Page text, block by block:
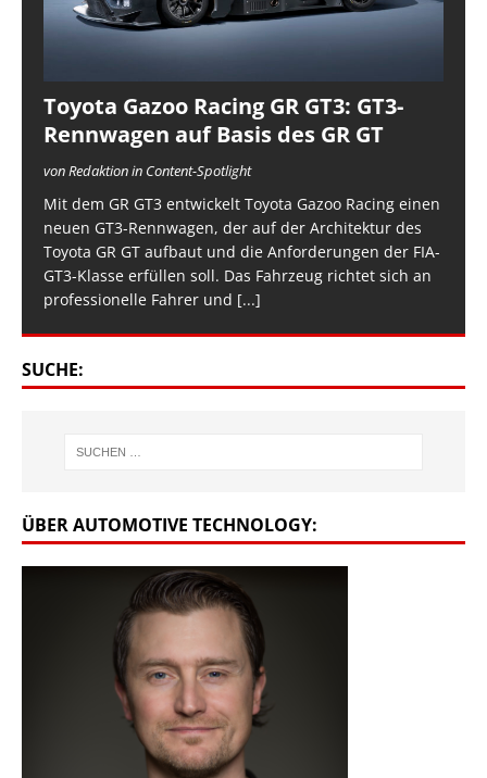
Toyota Gazoo Racing GR GT3: GT3-
Rennwagen auf Basis des GR GT
von Redaktion in Content-Spotlight
Mit dem GR GT3 entwickelt Toyota Gazoo Racing einen
neuen GT3-Rennwagen, der auf der Architektur des
Toyota GR GT aufbaut und die Anforderungen der FIA-
GT3-Klasse erfüllen soll. Das Fahrzeug richtet sich an
professionelle Fahrer und [...]
SUCHE:
ÜBER AUTOMOTIVE TECHNOLOGY: